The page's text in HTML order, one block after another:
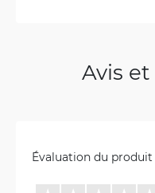
Avis
Évaluation du produit